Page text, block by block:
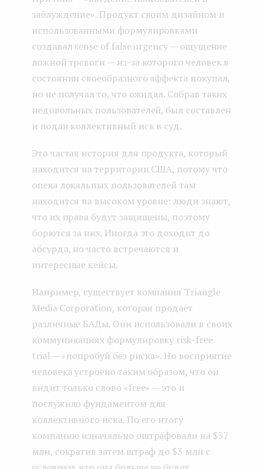
заблуждение». Продукт своим дизайном и
использованными формулировками
создавал sense of false urgency — ощущение
ложной тревоги — из-за которого человек в
состоянии своеобразного аффекта покупал,
но не получал то, что ожидал. Собрав таких
недовольных пользователей, был составлен
и подан коллективный иск в суд.
Это частая история для продукта, который
находится на территории США, потому что
опека локальных пользователей там
находится на высоком уровне: люди знают,
что их права будут защищены, поэтому
борются за них. Иногда это доходит до
абсурда, но часто встречаются и
интересные кейсы.
Например, существует компания Triangle
Media Corporation, которая продает
различные БАДы. Они использовали в своих
коммуникациях формулировку risk-free
trial — «попробуй без риска». Но восприятие
человека устроено таким образом, что он
видит только слово «free» — это и
послужило фундаментом для
коллективного иска. По его итогу
компанию изначально оштрафовали на $37
млн, сократив затем штраф до $3 млн с